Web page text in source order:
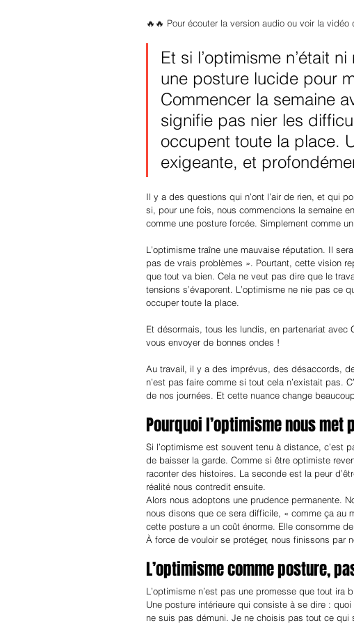
🔥🔥 Pour écouter la version audio ou voir la
Et si l’optimisme n’était
une posture lucide pour
Commencer la semaine
signifie pas nier les
occupent toute la place.
exigeante, et
Il y a des questions qui n’ont l’air de rien, et qui
si, pour une fois, nous commencions la semaine
comme une posture forcée. Simplement comme
L’optimisme traîne une mauvaise réputation. Il
pas de vrais problèmes ». Pourtant, cette vision
que tout va bien. Cela ne veut pas dire que le
tensions s’évaporent. L’optimisme ne nie pas
occuper toute la place.
Et désormais, tous les lundis, en partenariat avec
vous envoyer de bonnes ondes !
Au travail, il y a des imprévus, des désaccords,
n’est pas faire comme si tout cela n’existait pas.
de nos journées. Et cette nuance change
Pourquoi l’optimisme nous met
Si l’optimisme est souvent tenu à distance, c’est
de baisser la garde. Comme si être optimiste
raconter des histoires. La seconde est la peur
réalité nous contredit ensuite.
Alors nous adoptons une prudence permanente.
nous disons que ce sera difficile, « comme ça au
cette posture a un coût énorme. Elle consomme
À force de vouloir se protéger, nous finissons par
L’optimisme comme posture,
L’optimisme n’est pas une promesse que tout ira
Une posture intérieure qui consiste à se dire :
ne suis pas démuni. Je ne choisis pas tout ce qui